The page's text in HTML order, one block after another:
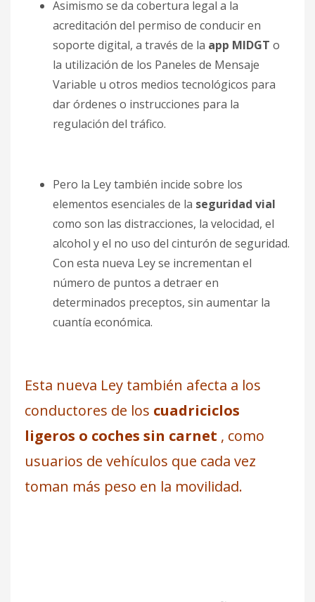
Asimismo se da cobertura legal a la
acreditación del permiso de conducir en
soporte digital, a través de la app MIDGT o
la utilización de los Paneles de Mensaje
Variable u otros medios tecnológicos para
dar órdenes o instrucciones para la
regulación del tráfico.
Pero la Ley también incide sobre los
elementos esenciales de la seguridad vial
como son las distracciones, la velocidad, el
alcohol y el no uso del cinturón de seguridad.
Con esta nueva Ley se incrementan el
número de puntos a detraer en
determinados preceptos, sin aumentar la
cuantía económica.
Esta nueva Ley también afecta a los
conductores de los cuadriciclos
ligeros o coches sin carnet , como
usuarios de vehículos que cada vez
toman más peso en la movilidad.